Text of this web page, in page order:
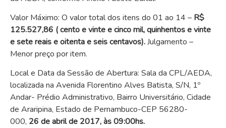
Valor Máximo: O valor total dos itens do 01 ao 14 – R$
125.527,86 ( cento e vinte e cinco mil, quinhentos e vinte
e sete reais e oitenta e seis centavos).Julgamento –
Menor preço por item.
Local e Data da Sessão de Abertura: Sala da CPL/AEDA,
localizada na Avenida Florentino Alves Batista, S/N, 1º
Andar- Prédio Administrativo, Bairro Universitário, Cidade
de Araripina, Estado de Pernambuco-CEP 56280-
000, 26 de abril de 2017, às 09:00hs.